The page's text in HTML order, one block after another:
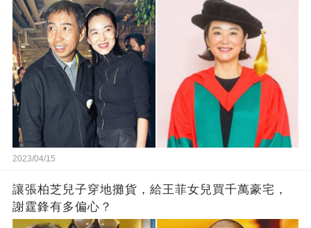
2023/04/15
讓張柏芝兒子穿地攤貨，給王菲女兒買千萬豪宅，
謝霆鋒有多偏心？